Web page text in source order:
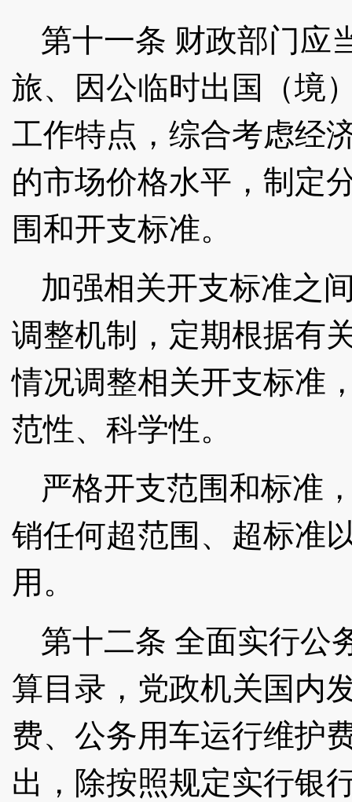
第十一条 财政部门应
旅、因公临时出国（境
工作特点，综合考虑经
的市场价格水平，制定
围和开支标准。
加强相关开支标准之
调整机制，定期根据有
情况调整相关开支标准
范性、科学性。
严格开支范围和标准
销任何超范围、超标准
用。
第十二条 全面实行公
算目录，党政机关国内
费、公务用车运行维护
出，除按照规定实行银